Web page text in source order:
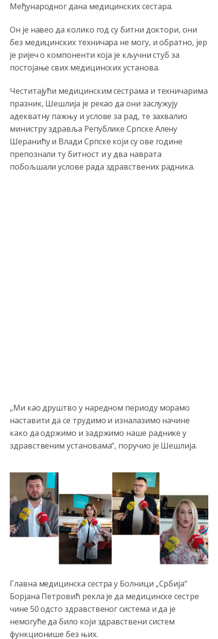
Међународног дана медицинских сестара.
Он је навео да колико год су битни доктори, они
без медицинских техничара не могу, и обратно, јер
је ријеч о компоненти која је кључни стуб за
постојање свих медицинских установа.
Честитајући медицинским сестрама и техничарима
празник, Шешлија је рекао да они заслужују
адекватну пажњу и услове за рад, те захвалио
министру здравља Републике Српске Алену
Шеранићу и Влади Српске који су ове године
препознали ту битност и у два наврата
побољшали услове рада здравствених радника.
„Ми као друштво у наредном периоду морамо
наставити да се трудимо и изналазимо начине
како да одржимо и задржимо наше раднике у
здравственим установама“, поручио је Шешлија.
Главна медицинска сестра у Болници „Србија“
Борјана Петровић рекла је да медицинске сестре
чине 50 одсто здравственог система и да је
немогуће да било који здравствени систем
функционише без њих.
Анонимно2800426
Sto bogatiji-to skrtiji,sto tisi-to opasniji,sto pricivljiviji-to